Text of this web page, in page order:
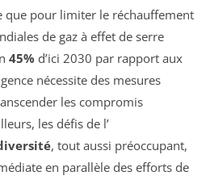
que pour limiter le réchauffement
de gaz à effet de serre
45% d’ici 2030 par rapport aux
nécessite des mesures
les compromis
les défis de l’
, tout aussi préoccupant,
en parallèle des efforts de